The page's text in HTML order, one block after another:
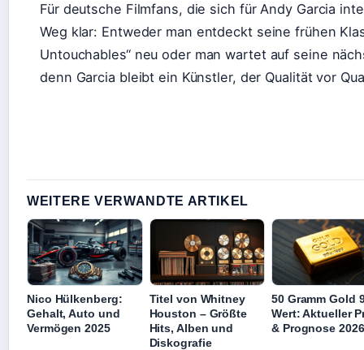
Für deutsche Filmfans, die sich für Andy Garcia
Weg klar: Entweder man entdeckt seine frühen
Untouchables“ neu oder man wartet auf seine
denn Garcia bleibt ein Künstler, der Qualität vor
WEITERE VERWANDTE ARTIKEL
Nico Hülkenberg:
Gehalt, Auto und
Vermögen 2025
Titel von Whitney
Houston – Größte
Hits, Alben und
Diskografie
50 Gramm Gold
Wert: Aktueller
& Prognose 2026